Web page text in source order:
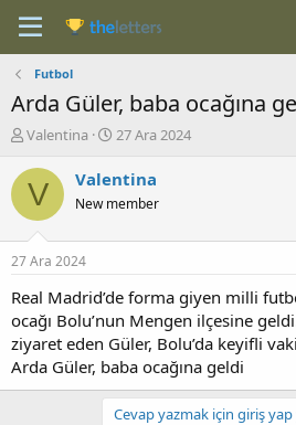
Futbol
Arda Güler, baba ocağına
K
n
b
u
u
b
a
l
a
t
a
Valentina
B
ş
a
ç
a
r
i
h
i
27 Ara 2024
V Valentina
New member
27 Ara 2024
Real Madrid’de forma giyen milli
ocağı Bolu’nun Mengen ilçesine
ziyaret eden Güler, Bolu’da keyifli
Arda Güler, baba ocağına geldi
Cevap yazmak için giriş yap